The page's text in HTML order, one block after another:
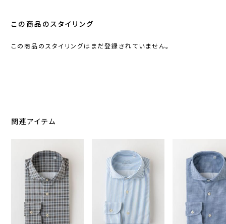
この商品のスタイリング
この商品のスタイリングはまだ登録されていません。
関連アイテム